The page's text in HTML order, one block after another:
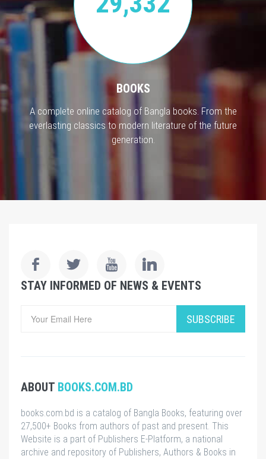
BOOKS
A complete online catalog of Bangla books. From the
everlasting classics to modern literature of the future
generation.
STAY INFORMED OF NEWS & EVENTS
SUBSCRIBE
ABOUT BOOKS.COM.BD
books.com.bd is a catalog of Bangla Books, featuring over
27,500+ Books from authors of past and present. This
Website is a part of Publishers E-Platform, a national
archive and repository of Publishers, Authors & Books in